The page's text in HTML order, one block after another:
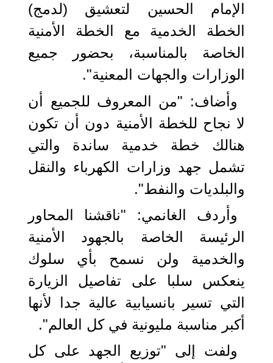
الإمام الحسين لتعشيق (لدمج)
الخطة الخدمية مع الخطة الأمنية
الخاصة بالمناسبة، بحضور جميع
الوزارات والجهات المعنية".
وأضاف: "من المعروف للجميع أن
لا نجاح للخطة الأمنية دون أن تكون
هنالك خطة خدمية ساندة والتي
تشمل جهد وزارات الكهرباء والنقل
والبلديات والنفط".
وأردف الغانمي: "ناقشنا المحاور
الرئيسة الخاصة بالجهود الأمنية
والخدمية ولن نسمح بأي سلوك
ينعكس سلبا على تفاصيل الزيارة
التي تسير بانسيابية عالية جدا لأنها
أكبر مناسبة مليونية في كل العالم".
ولفت إلى "توزيع الجهد على كل